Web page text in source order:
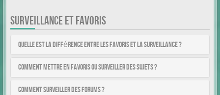
SURVEILLANCE ET FAVORIS
Quelle est la différence entre les favoris et la surveillance ?
Comment mettre en favoris ou surveiller des sujets ?
Comment surveiller des forums ?